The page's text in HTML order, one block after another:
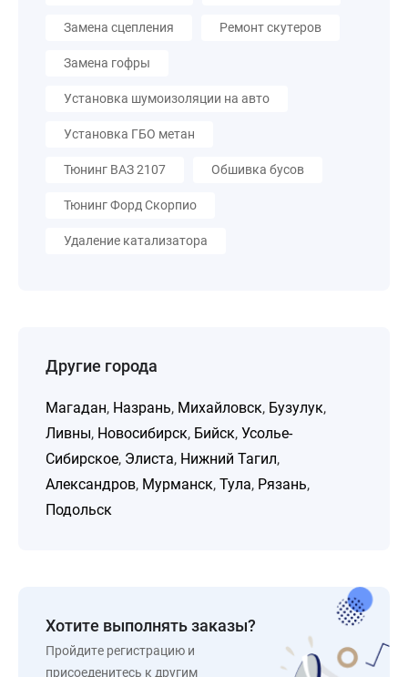
Замена сцепления Ремонт скутеров
Замена гофры
Установка шумоизоляции на авто
Установка ГБО метан
Тюнинг ВАЗ 2107 Обшивка бусов
Тюнинг Форд Скорпио
Удаление катализатора
Другие города
Магадан, Назрань, Михайловск, Бузулук,
Ливны, Новосибирск, Бийск, Усолье-
Сибирское, Элиста, Нижний Тагил,
Александров, Мурманск, Тула, Рязань,
Подольск
Хотите выполнять заказы?
Пройдите регистрацию и
присоеденитесь к другим